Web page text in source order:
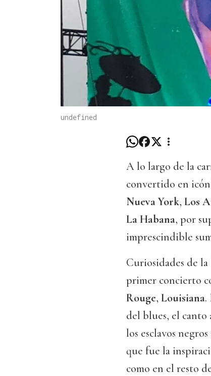
undefined
A lo largo de la
convertido en
Nueva York, Los
La Habana, por
imprescindible
Curiosidades de
primer concierto
Rouge, Louisiana.
del blues, el canto
los esclavos
que fue la
como en el resto